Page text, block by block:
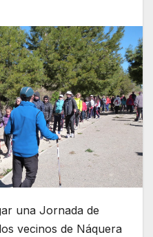
una Jornada de
vecinos de Náquera